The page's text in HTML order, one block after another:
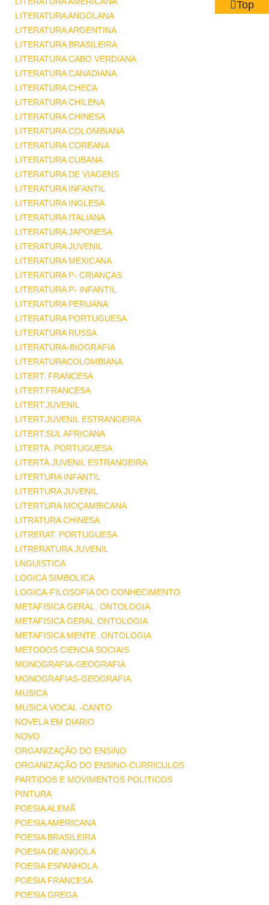
LITERATURA ANGOLANA
LITERATURA ARGENTINA
LITERATURA BRASILEIRA
LITERATURA CABO VERDIANA
LITERATURA CANADIANA
LITERATURA CHECA
LITERATURA CHILENA
LITERATURA CHINESA
LITERATURA COLOMBIANA
LITERATURA COREANA
LITERATURA CUBANA
LITERATURA DE VIAGENS
LITERATURA INFANTIL
LITERATURA INGLESA
LITERATURA ITALIANA
LITERATURA JAPONESA
LITERATURA JUVENIL
LITERATURA MEXICANA
LITERATURA P- CRIANÇAS
LITERATURA P- INFANTIL
LITERATURA PERUANA
LITERATURA PORTUGUESA
LITERATURA RUSSA
LITERATURA-BIOGRAFIA
LITERATURACOLOMBIANA
LITERT. FRANCESA
LITERT.FRANCESA
LITERT.JUVENIL
LITERT.JUVENIL ESTRANGEIRA
LITERT.SUL AFRICANA
LITERTA. PORTUGUESA
LITERTA.JUVENIL ESTRANGEIRA
LITERTURA INFANTIL
LITERTURA JUVENIL
LITERTURA MOÇAMBICANA
LITRATURA CHINESA
LITRERAT. PORTUGUESA
LITRERATURA JUVENIL
LNGUISTICA
LOGICA SIMBOLICA
LOGICA-FILOSOFIA DO CONHECIMENTO
METAFISICA GERAL. ONTOLOGIA
METAFISICA GERAL.ONTOLOGIA
METAFISICA MENTE .ONTOLOGIA
METODOS CIENCIA SOCIAIS
MONOGRAFIA-GEOGRAFIA
MONOGRAFIAS-GEOGRAFIA
MUSICA
MUSICA VOCAL -CANTO
NOVELA EM DIARIO
NOVO
ORGANIZAÇÃO DO ENSINO
ORGANIZAÇÃO DO ENSINO-CURRICULOS
PARTIDOS E MOVIMENTOS POLITICOS
PINTURA
POESIA ALEMÃ
POESIA AMERICANA
POESIA BRASILEIRA
POESIA DE ANGOLA
POESIA ESPANHOLA
POESIA FRANCESA
POESIA GREGA
Top